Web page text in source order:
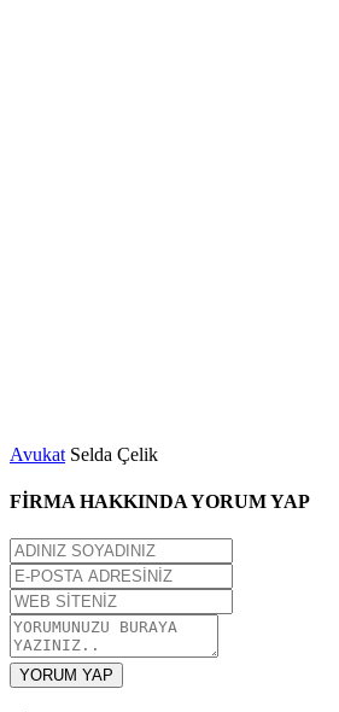
Avukat Selda Çelik
FİRMA HAKKINDA YORUM YAP
YORUM YAP